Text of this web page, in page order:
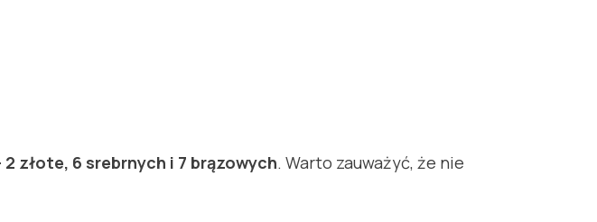
2 złote, 6 srebrnych i 7 brązowych. Warto zauważyć, że nie